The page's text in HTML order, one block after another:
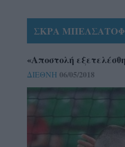
ΣΚΡΑ ΜΠΕΛΣΑΤΟΦ
«Αποστολή
ΔΙΕΘΝΗ 06/05/2018